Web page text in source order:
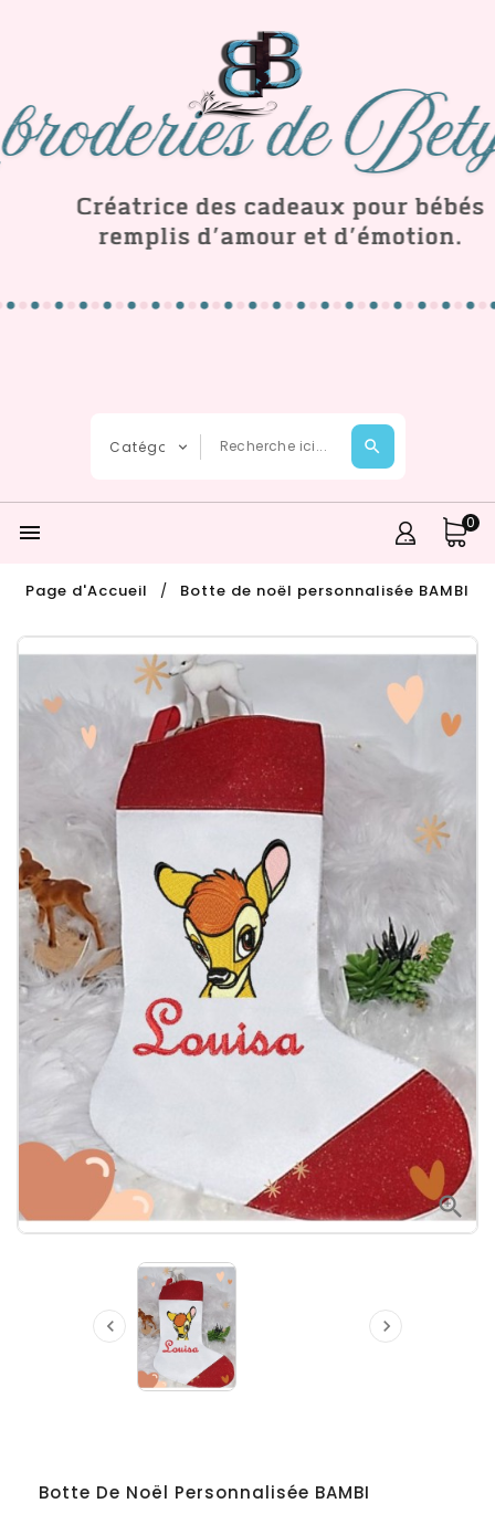
 0
Page d'Accueil Botte de noël personnalisée BAMBI

 
Botte De Noël Personnalisée BAMBI